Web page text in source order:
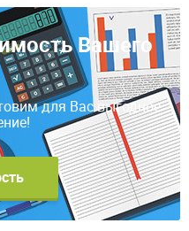
Вашего
для Вас выгодное